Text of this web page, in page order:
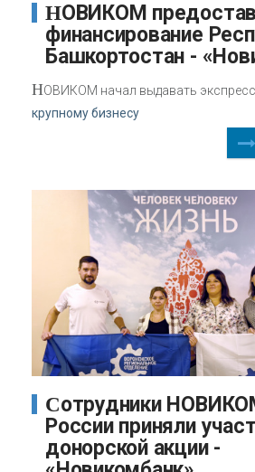
НОВИКОМ предоставит
финансирование
Башкортостан -
НОВИКОМ начал выдавать
крупному бизнесу
Сотрудники НОВИКОМа по всей
России приняли
донорской акции -